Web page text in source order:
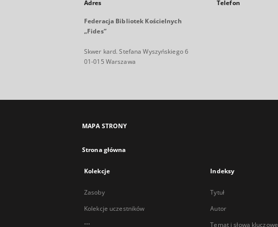
Adres
Federacja Bibliotek Kościelnych
„Fides”
Skwer kard. Stefana Wyszyńskiego 6
01-015 Warszawa
Telefon
MAPA STRONY
Strona główna
Kolekcje
Zasoby
Kolekcje uczestników
...
Indeksy
Tytuł
Autor
Temat i słowa kluczowe